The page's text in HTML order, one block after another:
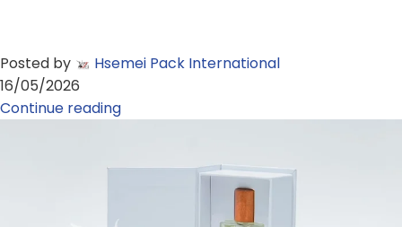
Posted by
Hsemei Pack International
16/05/2026
Continue reading